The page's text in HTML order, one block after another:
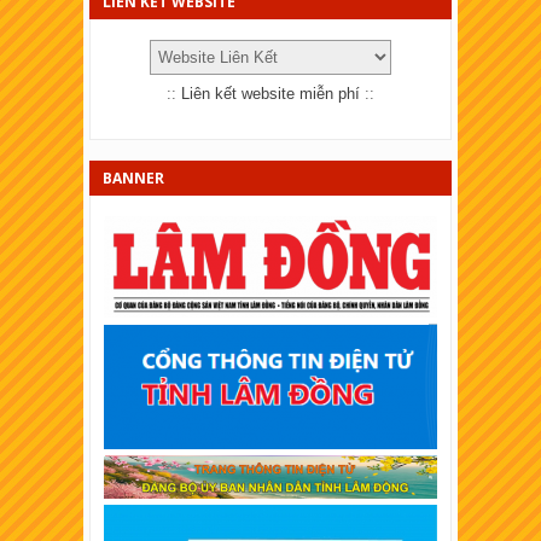
XSKT Bến Tre
XSKT Sóc Trăng
XSKT Cần Thơ
XSKT An Giang
XSKT Bình Thuận
XSKT Vĩnh Long
XSKT Bình Dương
:: Liên kết website miễn phí ::
BANNER